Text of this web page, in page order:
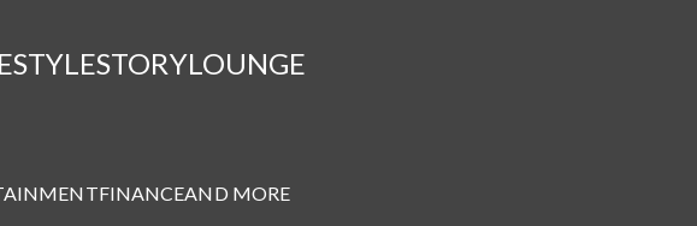
STORYLOUNGE
FINANCEAND MORE